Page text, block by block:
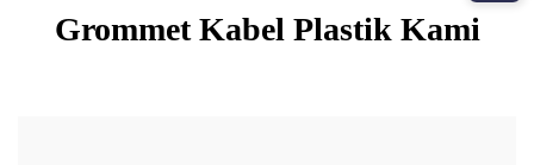
Grommet Kabel Plastik Kami